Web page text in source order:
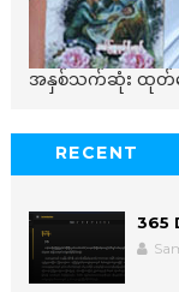
အနှစ်သက်ဆုံး ထုတ်
RECENT
365